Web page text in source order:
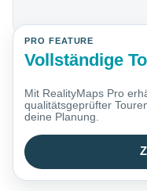
PRO FEATURE
Vollständige
Mit RealityMaps Pro
qualitätsgeprüfter
deine Planung.